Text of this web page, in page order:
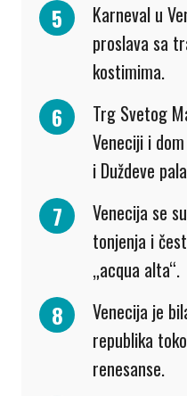
Karneval u
proslava sa
kostimima.
Trg Svetog
Veneciji i
i Duždeve
Venecija se
tonjenja i
„acqua alta“.
Venecija je
republika
renesanse.